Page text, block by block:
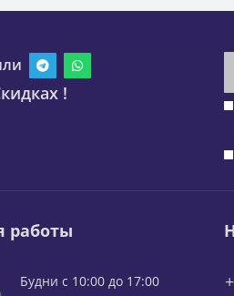
!
работы
Будни с 10:00 до 17:00